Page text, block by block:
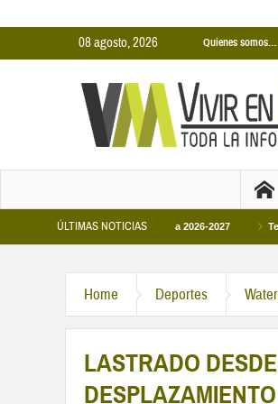
08 agosto, 2026 Quienes somos…
ÚLTIMAS NOTICIAS
Municipales temporada 2026-2027 Temporada
Home Deportes
LASTRADO